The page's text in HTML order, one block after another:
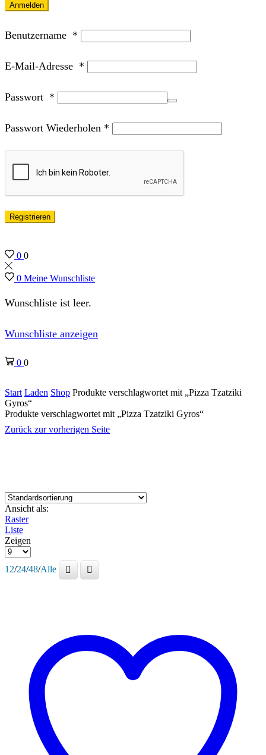
Anmelden
Benutzername *
E-Mail-Adresse *
Passwort *
Passwort Wiederholen *
Registrieren
0 0
0 Meine Wunschliste
Wunschliste ist leer.
Wunschliste anzeigen
0 0
Start Laden Shop Produkte verschlagwortet mit „Pizza Tzatziki
Gyros“
Produkte verschlagwortet mit „Pizza Tzatziki Gyros“
Zurück zur vorherigen Seite
Ansicht als:
Raster
Liste
Zeigen
Produkte
Seite
12/24/48/Alle